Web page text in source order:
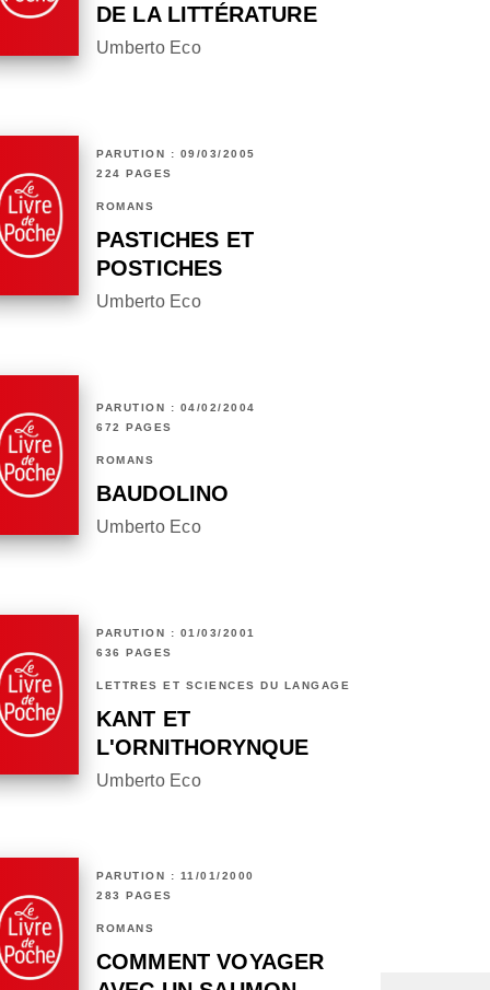
DE LA LITTÉRATURE
Umberto Eco
PARUTION : 09/03/2005
224 PAGES
ROMANS
PASTICHES ET
POSTICHES
Umberto Eco
PARUTION : 04/02/2004
672 PAGES
ROMANS
BAUDOLINO
Umberto Eco
PARUTION : 01/03/2001
636 PAGES
LETTRES ET SCIENCES DU LANGAGE
KANT ET
L'ORNITHORYNQUE
Umberto Eco
PARUTION : 11/01/2000
283 PAGES
ROMANS
COMMENT VOYAGER